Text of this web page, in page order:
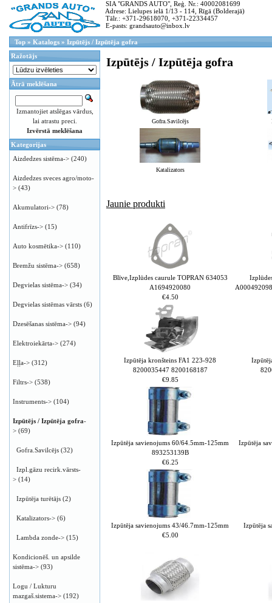
SIA "GRANDS AUTO", Reģ. Nr.: 40002081699
Adrese: Lielupes ielā 1/13 - 114, Rīgā (Bolderajā)
Tālr.: +371-29618070, +371-22334457
E-pasts: grandsauto@inbox.lv
Top » Katalogs » Izpūtējs / Izpūtēja gofra
Izpūtējs / Izpūtēja gofra
Gofra.Savilcējs
Katalizators
Jaunie produkti
Blīve,Izplūdes caurule TOPRAN 634053
A1694920080
€4.50
Izpūtēja kronšteins FA1 223-928
8200035447 8200168187
€9.85
Izpūtēja savienojums 60/64.5mm-125mm
893253139B
€6.25
Izpūtēja
Izpūtēja savienojums 43/46.7mm-125mm
€5.00
Izpūtēja
Ražotājs
Ātrā meklēšana
Izmantojiet atslēgas vārdus,
lai atrastu preci.
Izvērstā meklēšana
Kategorijas
Aizdedzes sistēma-> (240)
Aizdedzes sveces agro/moto-
> (43)
Akumulatori-> (78)
Antifrīzs-> (15)
Auto kosmētika-> (110)
Bremžu sistēma-> (658)
Degvielas sistēma-> (34)
Degvielas sistēmas vārsts (6)
Dzesēšanas sistēma-> (94)
Elektroiekārta-> (274)
Eļļa-> (312)
Filtrs-> (538)
Instruments-> (104)
Izpūtējs / Izpūtēja gofra-
> (69)
Gofra.Savilcējs (32)
Izpl.gāzu recirk.vārsts-
> (14)
Izpūtēja turētājs (2)
Katalizators-> (6)
Lambda zonde-> (15)
Kondicionēš. un apsilde
sistēma-> (93)
Logu / Lukturu
mazgaš.sistema-> (192)